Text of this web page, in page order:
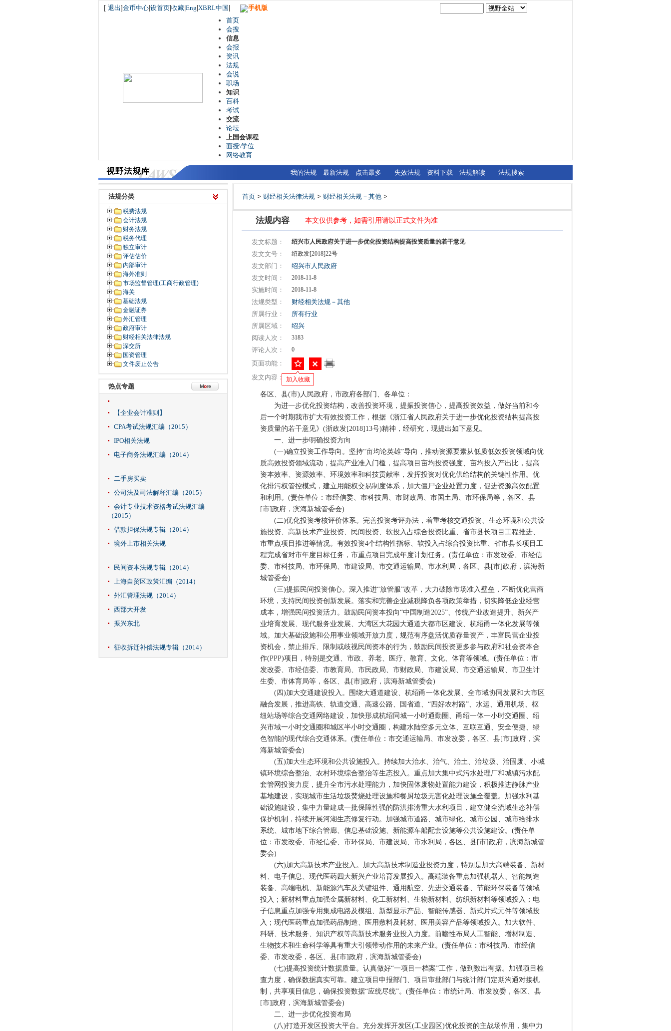
[ 退出]金币中心 设首页 收藏 Eng XBRL中国
手机版
首页
会搜
信息
会报
资讯
法规
会说
职场
知识
百科
考试
交流
论坛
上国会课程
面授\学位
网络教育
我的法规 最新法规 点击最多 失效法规 资料下载 法规解读 法规搜索
法规分类
税费法规
会计法规
财务法规
税务代理
独立审计
评估估价
内部审计
海外准则
市场监督管理(工商行政管理)
海关
基础法规
金融证券
外汇管理
政府审计
财经相关法律法规
深交所
国资管理
文件废止公告
热点专题
【企业会计准则】
CPA考试法规汇编（2015）
IPO相关法规
电子商务法规汇编（2014）
二手房买卖
公司法及司法解释汇编（2015）
会计专业技术资格考试法规汇编
（2015）
借款担保法规专辑（2014）
境外上市相关法规
民间资本法规专辑（2014）
上海自贸区政策汇编（2014）
外汇管理法规（2014）
西部大开发
振兴东北
征收拆迁补偿法规专辑（2014）
首页 > 财经相关法律法规 > 财经相关法规－其他 >
法规内容 本文仅供参考，如需引用请以正式文件为准
发文标题： 绍兴市人民政府关于进一步优化投资结构提高投资质量的若干意见
发文文号： 绍政发[2018]22号
发文部门：
绍兴市人民政府
发文时间：
2018-11-8
实施时间： 2018-11-8
法规类型：
财经相关法规－其他
所属行业：
所有行业
所属区域：
绍兴
阅读人次：
3183
评论人次： 0
页面功能：
加入收藏
发文内容：
各区、县(市)人民政府，市政府各部门、各单位：
为进一步优化投资结构，改善投资环境，提振投资信心，提高投资效益，做好当前和今
后一个时期我市扩大有效投资工作，根据《浙江省人民政府关于进一步优化投资结构提高投
资质量的若干意见》(浙政发[2018]13号)精神，经研究，现提出如下意见。
一、进一步明确投资方向
(一)确立投资工作导向。坚持“亩均论英雄”导向，推动资源要素从低质低效投资领域向优
质高效投资领域流动，提高产业准入门槛，提高项目亩均投资强度、亩均投入产出比，提高
资本效率、资源效率、环境效率和科技贡献率，发挥投资对优化供给结构的关键性作用。优
化排污权管控模式，建立用能权交易制度体系，加大僵尸企业处置力度，促进资源高效配置
和利用。(责任单位：市经信委、市科技局、市财政局、市国土局、市环保局等，各区、县
[市]政府，滨海新城管委会)
(二)优化投资考核评价体系。完善投资考评办法，着重考核交通投资、生态环境和公共设
施投资、高新技术产业投资、民间投资、软投入占综合投资比重、省市县长项目工程推进、
市重点项目推进等情况。有效投资4个结构性指标、软投入占综合投资比重、省市县长项目工
程完成省对市年度目标任务，市重点项目完成年度计划任务。(责任单位：市发改委、市经信
委、市科技局、市环保局、市建设局、市交通运输局、市水利局，各区、县[市]政府，滨海新
城管委会)
(三)提振民间投资信心。深入推进“放管服”改革，大力破除市场准入壁垒，不断优化营商
环境，支持民间投资创新发展。落实和完善企业减税降负各项政策举措，切实降低企业经营
成本，增强民间投资活力。鼓励民间资本投向“中国制造2025”、传统产业改造提升、新兴产
业培育发展、现代服务业发展、大湾区大花园大通道大都市区建设、杭绍甬一体化发展等领
域。加大基础设施和公用事业领域开放力度，规范有序盘活优质存量资产，丰富民营企业投
资机会，禁止排斥、限制或歧视民间资本的行为，鼓励民间投资更多参与政府和社会资本合
作(PPP)项目，特别是交通、市政、养老、医疗、教育、文化、体育等领域。(责任单位：市
发改委、市经信委、市教育局、市民政局、市财政局、市建设局、市交通运输局、市卫生计
生委、市体育局等，各区、县[市]政府，滨海新城管委会)
(四)加大交通建设投入。围绕大通道建设、杭绍甬一体化发展、全市域协同发展和大市区
融合发展，推进高铁、轨道交通、高速公路、国省道、“四好农村路”、水运、通用机场、枢
纽站场等综合交通网络建设，加快形成杭绍同城一小时通勤圈、甬绍一体一小时交通圈、绍
兴市域一小时交通圈和城区半小时交通圈，构建水陆空多元立体、互联互通、安全便捷、绿
色智能的现代综合交通体系。(责任单位：市交通运输局、市发改委，各区、县[市]政府，滨
海新城管委会)
(五)加大生态环境和公共设施投入。持续加大治水、治气、治土、治垃圾、治固废、小城
镇环境综合整治、农村环境综合整治等生态投入。重点加大集中式污水处理厂和城镇污水配
套管网投资力度，提升全市污水处理能力，加快固体废物处置能力建设，积极推进静脉产业
基地建设，实现城市生活垃圾焚烧处理设施和餐厨垃圾无害化处理设施全覆盖。加强水利基
础设施建设，集中力量建成一批保障性强的防洪排涝重大水利项目，建立健全流域生态补偿
保护机制，持续开展河湖生态修复行动。加强城市道路、城市绿化、城市公园、城市给排水
系统、城市地下综合管廊、信息基础设施、新能源车船配套设施等公共设施建设。(责任单
位：市发改委、市经信委、市环保局、市建设局、市水利局，各区、县[市]政府，滨海新城管
委会)
(六)加大高新技术产业投入。加大高新技术制造业投资力度，特别是加大高端装备、新材
料、电子信息、现代医药四大新兴产业培育发展投入。高端装备重点加强机器人、智能制造
装备、高端电机、新能源汽车及关键组件、通用航空、先进交通装备、节能环保装备等领域
投入；新材料重点加强金属新材料、化工新材料、生物新材料、纺织新材料等领域投入；电
子信息重点加强专用集成电路及模组、新型显示产品、智能传感器、新式片式元件等领域投
入；现代医药重点加强药品制造、医用敷料及耗材、医用美容产品等领域投入。加大软件、
科研、技术服务、知识产权等高新技术服务业投入力度。前瞻性布局人工智能、增材制造、
生物技术和生命科学等具有重大引领带动作用的未来产业。(责任单位：市科技局、市经信
委、市发改委，各区、县[市]政府，滨海新城管委会)
(七)提高投资统计数据质量。认真做好“一项目一档案”工作，做到数出有据。加强项目检
查力度，确保数据真实可靠。建立项目申报部门、项目审批部门与统计部门定期沟通对接机
制，共享项目信息，确保投资数据“应统尽统”。(责任单位：市统计局、市发改委，各区、县
[市]政府，滨海新城管委会)
二、进一步优化投资布局
(八)打造开发区投资大平台。充分发挥开发区(工业园区)优化投资的主战场作用，集中力